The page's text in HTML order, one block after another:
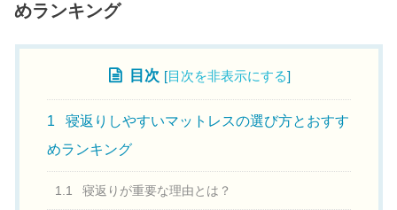
めランキング
目次 [目次を非表示にする]
1
寝返りしやすいマットレスの選び方とおすす
めランキング
1.1 寝返りが重要な理由とは？